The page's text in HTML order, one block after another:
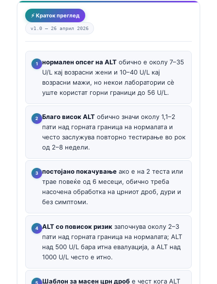
⚡ Краток преглед
v1.0 — 26 април 2026
нормален опсег на ALT обично е околу 7–35
U/L кај возрасни жени и 10–40 U/L кај
возрасни мажи, но некои лаборатории сè
уште користат горни граници до 56 U/L.
Благо висок ALT обично значи околу 1,1–2
пати над горната граница на нормалата и
често заслужува повторно тестирање во рок
од 2–8 недели.
постојано покачување ако е на 2 теста или
трае повеќе од 6 месеци, обично треба
насочена обработка на црниот дроб, дури и
без симптоми.
ALT со повисок ризик започнува околу 2–3
пати над горната граница на нормалата; ALT
над 500 U/L бара итна евалуација, а ALT над
1000 U/L често е итно.
Шаблон за масен црн дроб е чест кога ALT